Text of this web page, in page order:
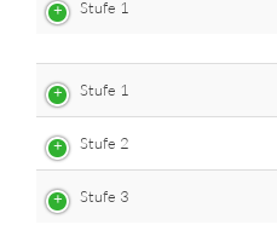
Stufe 1
Stufe 1
Stufe 2
Stufe 3